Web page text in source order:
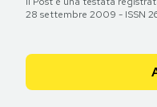
28 settembre 2009 - ISSN